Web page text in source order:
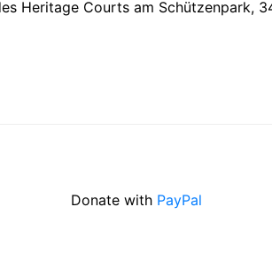
Heritage Courts am Schützenpark,
Donate with PayPal